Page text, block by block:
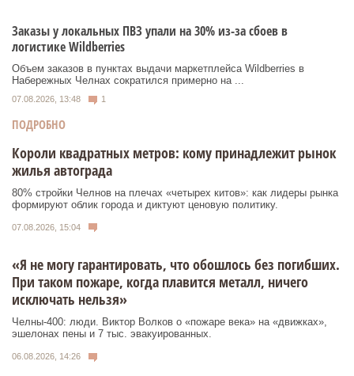
Заказы у локальных ПВЗ упали на 30% из-за сбоев в
логистике Wildberries
Объем заказов в пунктах выдачи маркетплейса Wildberries в
Набережных Челнах сократился примерно на ...
07.08.2026, 13:48 1
ПОДРОБНО
Короли квадратных метров: кому принадлежит рынок
жилья автограда
80% стройки Челнов на плечах «четырех китов»: как лидеры рынка
формируют облик города и диктуют ценовую политику.
07.08.2026, 15:04
«Я не могу гарантировать, что обошлось без погибших.
При таком пожаре, когда плавится металл, ничего
исключать нельзя»
Челны-400: люди. Виктор Волков о «пожаре века» на «движках»,
эшелонах пены и 7 тыс. эвакуированных.
06.08.2026, 14:26